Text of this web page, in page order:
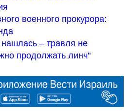
военного прокурора:
– травля не
продолжать линч"